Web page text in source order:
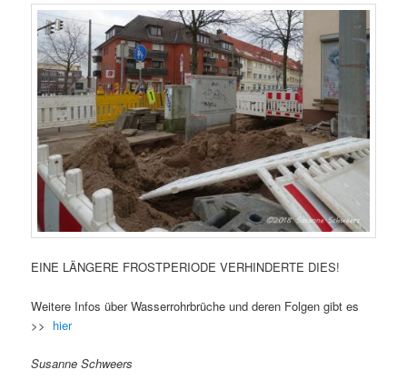
EINE LÄNGERE FROSTPERIODE VERHINDERTE DIES!
Weitere Infos über Wasserrohrbrüche und deren Folgen gibt es
>> hier
Susanne Schweers